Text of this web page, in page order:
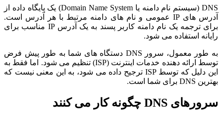
DNS (سیستم نام دامنه یا Domain Name System) یک پایگاه داده از
آدرس های IP عمومی و نام های دامنه مرتبط با هر آدرس است.
برای ترجمه یک نام دامنه کاربر پسند به یک آدرس IP مناسب برای
رایانه استفاده می شود.
به طور معمول، سرور DNS دستگاه های شما به طور پیش فرض
توسط ارائه دهنده خدمات اینترنت (ISP) تنظیم می شود. اما فقط به
این دلیل که توسط ISP ترجیح داده می شود، به این معنی نیست که
بهترین DNS برای شما است.
سرورهای DNS چگونه کار می کنند